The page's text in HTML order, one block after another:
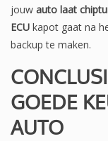
jouw auto laat
ECU kapot gaat na
backup te maken.
GOEDE
AUTO